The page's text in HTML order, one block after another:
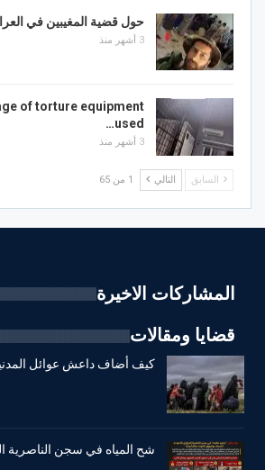
حول قضية المغيبين في
3 أشهر منذ
of torture equipment
used…
3 أشهر منذ
السابق التالي 1 من 65
المشاركات الاخيرة
قضايا ومقالات
كيف أضاف داعش عوائل
شح المياه في سجن الناصرية